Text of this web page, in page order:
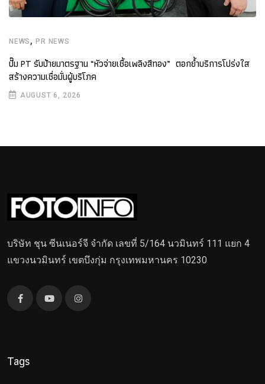
NEWS ,PR NEWS
ปั๊ม PT รับป้ายมาตรฐาน “หัวจ่ายเชื้อเพลิงสีทอง” ตอกย้ำบริการโปร่งใส
สร้างความเชื่อมั่นผู้บริโภค
AUGUST 6, 2026
บริษัท ชุน ซีนเนอร์จี จำกัด เลขที่ 5/164 นวมินทร์ 111 แยก 4
แขวงนวมินทร์ เขตบึงกุ่ม กรุงเทพมหานคร 10230
Tags